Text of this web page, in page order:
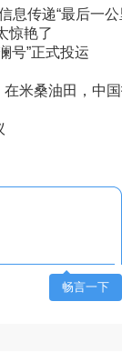
息传递“最后一公
惊艳了
号”正式投运
在米桑油田，中
畅言一下